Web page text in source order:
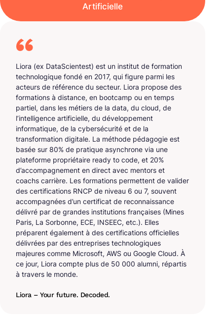
Artificielle
Liora (ex DataScientest) est un institut de formation
technologique fondé en 2017, qui figure parmi les
acteurs de référence du secteur. Liora propose des
formations à distance, en bootcamp ou en temps
partiel, dans les métiers de la data, du cloud, de
l’intelligence artificielle, du développement
informatique, de la cybersécurité et de la
transformation digitale. La méthode pédagogie est
basée sur 80% de pratique asynchrone via une
plateforme propriétaire ready to code, et 20%
d’accompagnement en direct avec mentors et
coachs carrière. Les formations permettent de valider
des certifications RNCP de niveau 6 ou 7, souvent
accompagnées d’un certificat de reconnaissance
délivré par de grandes institutions françaises (Mines
Paris, La Sorbonne, ECE, INSEEC, etc.). Elles
préparent également à des certifications officielles
délivrées par des entreprises technologiques
majeures comme Microsoft, AWS ou Google Cloud. À
ce jour, Liora compte plus de 50 000 alumni, répartis
à travers le monde.
Liora – Your future. Decoded.